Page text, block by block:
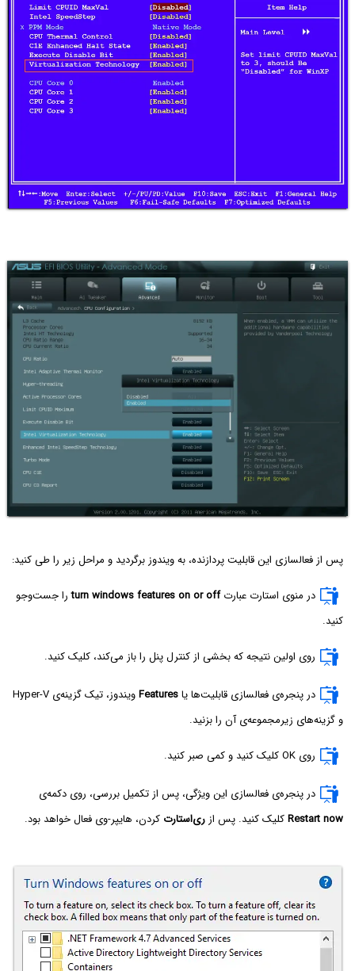
پس از فعالسازی این قابلیت پردازنده، به ویندوز برگردید و مراحل زیر را طی کنید:
در منوی استارت عبارتturn windows features on or offرا جست‌وجو
کنید.
روی اولین نتیجه که بخشی از کنترل پنل را باز می‌کند، کلیک کنید.
در پنجره‌ی فعالسازی قابلیت‌ها یاFeatures
و گزینه‌های زیرمجموعه‌ی آن را بزنید.
روی OK کلیک کنید و کمی صبر کنید.
در پنجره‌ی فعالسازی این ویژگی، پس از تکمیل بررسی، روی دکمه‌ی
Restart nowکلیک کنید. پس از ری‌استارت کردن، هایپر-وی فعال خواهد بود.